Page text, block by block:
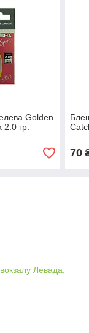
Golden
2.0 гр.
70
Левада,